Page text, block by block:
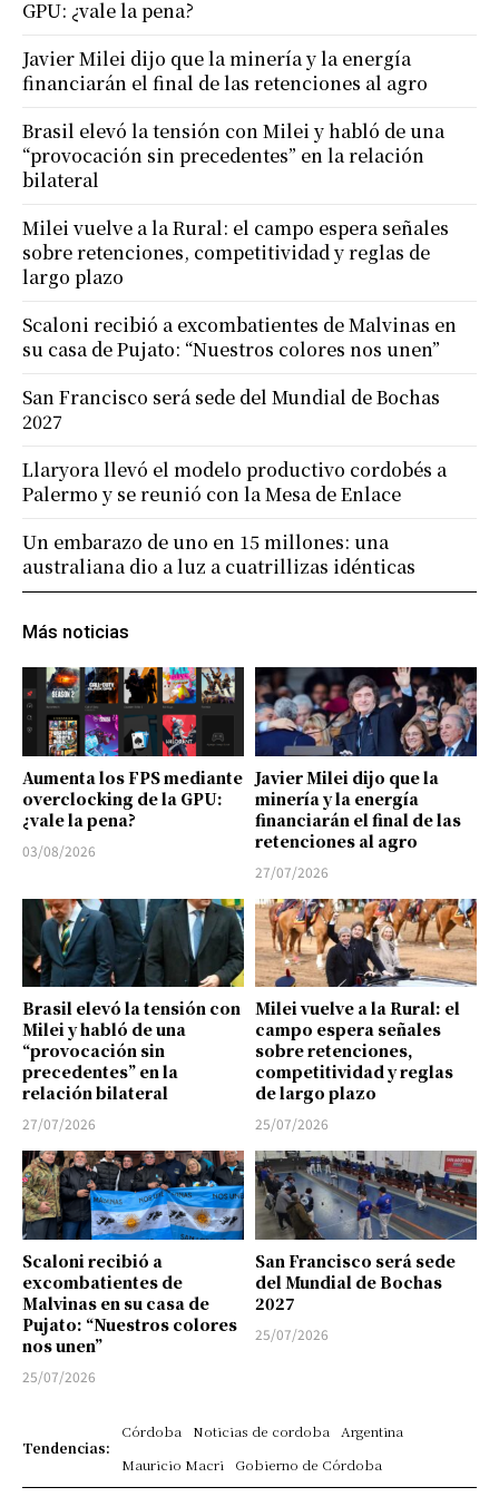
Más noticias
Aumenta los FPS mediante
overclocking de la GPU:
¿vale la pena?
03/08/2026
Javier Milei dijo que la
minería y la energía
financiarán el final de las
retenciones al agro
27/07/2026
Brasil elevó la tensión con
Milei y habló de una
“provocación sin
precedentes” en la
relación bilateral
27/07/2026
Milei vuelve a la Rural: el
campo espera señales
sobre retenciones,
competitividad y reglas
de largo plazo
25/07/2026
Scaloni recibió a
excombatientes de
Malvinas en su casa de
Pujato: “Nuestros colores
nos unen”
25/07/2026
San Francisco será sede
del Mundial de Bochas
2027
25/07/2026
Tendencias:
Córdoba Noticias de cordoba
Argentina
Mauricio Macri
Gobierno de Córdoba
GPU: ¿vale la pena?
Javier Milei dijo que la minería y la energía
financiarán el final de las retenciones al agro
Brasil elevó la tensión con Milei y habló de una
“provocación sin precedentes” en la relación
bilateral
Milei vuelve a la Rural: el campo espera señales
sobre retenciones, competitividad y reglas de
largo plazo
Scaloni recibió a excombatientes de Malvinas en
su casa de Pujato: “Nuestros colores nos unen”
San Francisco será sede del Mundial de Bochas
2027
Llaryora llevó el modelo productivo cordobés a
Palermo y se reunió con la Mesa de Enlace
Un embarazo de uno en 15 millones: una
australiana dio a luz a cuatrillizas idénticas